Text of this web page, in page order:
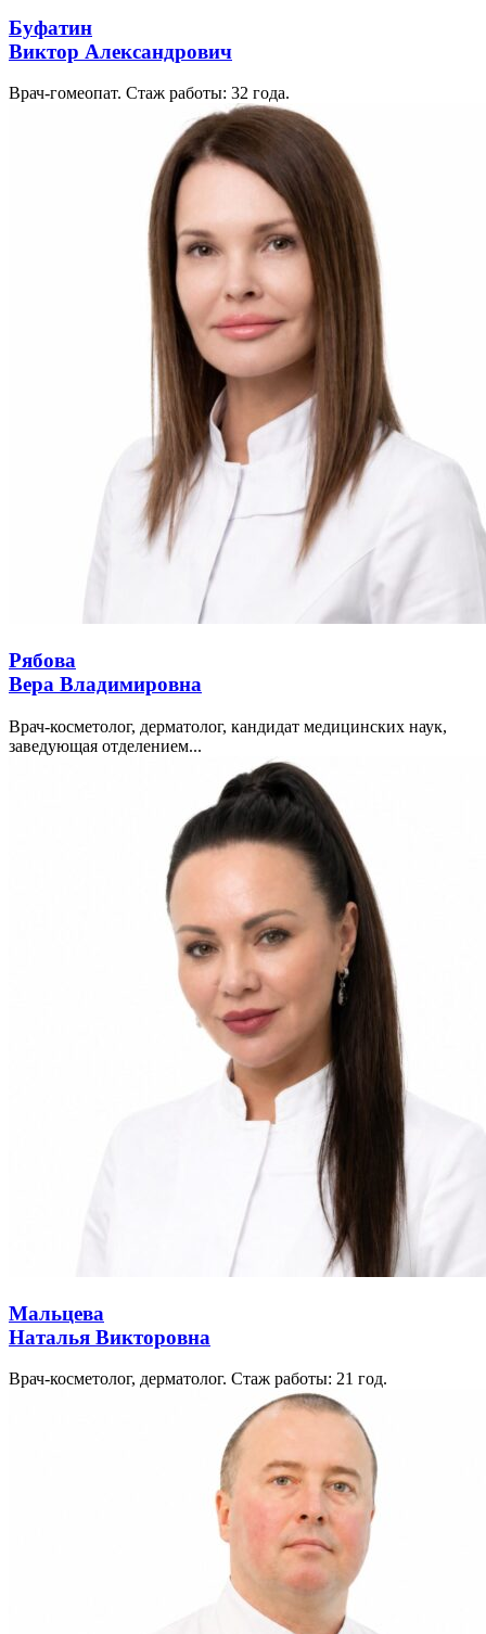
Буфатин
Виктор Александрович
Врач-гомеопат. Стаж работы: 32 года.
Рябова
Вера Владимировна
Врач-косметолог, дерматолог, кандидат медицинских наук,
заведующая отделением...
Мальцева
Наталья Викторовна
Врач-косметолог, дерматолог. Стаж работы: 21 год.